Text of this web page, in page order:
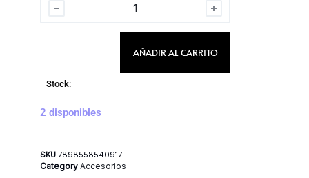
AÑADIR AL CARRITO
Stock:
2 disponibles
SKU 7898558540917
Category Accesorios